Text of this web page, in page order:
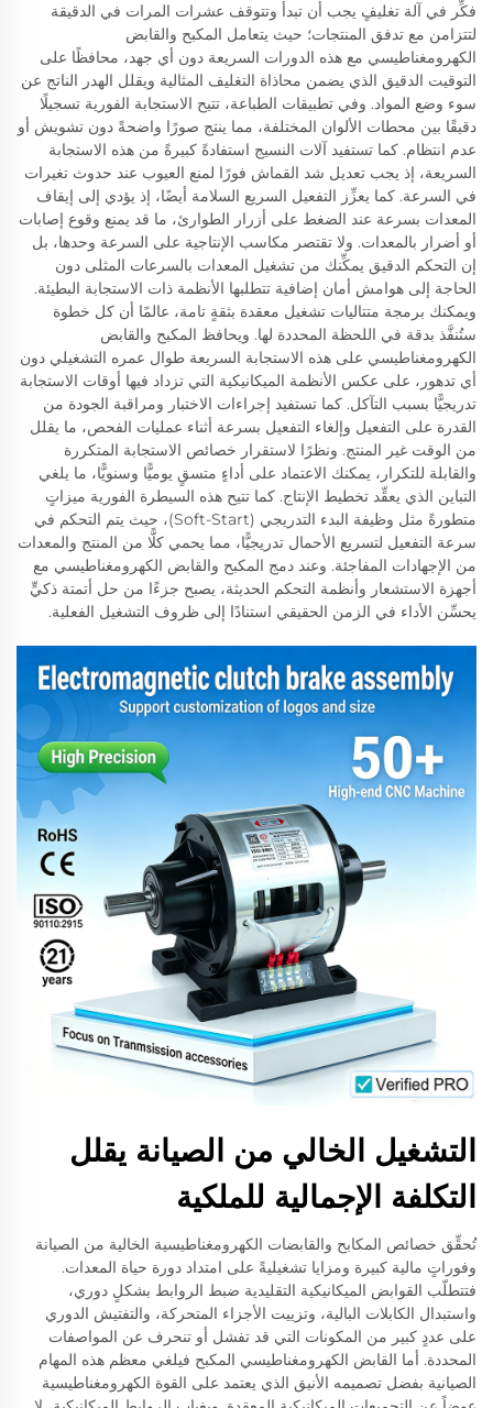
فكِّر في آلة تغليفٍ يجب أن تبدأ وتتوقف عشرات المرات في الدقيقة
لتتزامن مع تدفق المنتجات؛ حيث يتعامل المكبح والقابض
الكهرومغناطيسي مع هذه الدورات السريعة دون أي جهد، محافظًا على
التوقيت الدقيق الذي يضمن محاذاة التغليف المثالية ويقلل الهدر الناتج عن
سوء وضع المواد. وفي تطبيقات الطباعة، تتيح الاستجابة الفورية تسجيلًا
دقيقًا بين محطات الألوان المختلفة، مما ينتج صورًا واضحةً دون تشويش أو
عدم انتظام. كما تستفيد آلات النسيج استفادةً كبيرةً من هذه الاستجابة
السريعة، إذ يجب تعديل شد القماش فورًا لمنع العيوب عند حدوث تغيرات
في السرعة. كما يعزِّز التفعيل السريع السلامة أيضًا، إذ يؤدي إلى إيقاف
المعدات بسرعة عند الضغط على أزرار الطوارئ، ما قد يمنع وقوع إصابات
أو أضرار بالمعدات. ولا تقتصر مكاسب الإنتاجية على السرعة وحدها، بل
إن التحكم الدقيق يمكِّنك من تشغيل المعدات بالسرعات المثلى دون
الحاجة إلى هوامش أمان إضافية تتطلبها الأنظمة ذات الاستجابة البطيئة.
ويمكنك برمجة متتاليات تشغيل معقدة بثقةٍ تامة، عالمًا أن كل خطوة
ستُنفَّذ بدقة في اللحظة المحددة لها. ويحافظ المكبح والقابض
الكهرومغناطيسي على هذه الاستجابة السريعة طوال عمره التشغيلي دون
أي تدهور، على عكس الأنظمة الميكانيكية التي تزداد فيها أوقات الاستجابة
تدريجيًّا بسبب التآكل. كما تستفيد إجراءات الاختبار ومراقبة الجودة من
القدرة على التفعيل وإلغاء التفعيل بسرعة أثناء عمليات الفحص، ما يقلل
من الوقت غير المنتج. ونظرًا لاستقرار خصائص الاستجابة المتكررة
والقابلة للتكرار، يمكنك الاعتماد على أداءٍ متسقٍ يوميًّا وسنويًّا، ما يلغي
التباين الذي يعقِّد تخطيط الإنتاج. كما تتيح هذه السيطرة الفورية ميزاتٍ
متطورةً مثل وظيفة البدء التدريجي (Soft-Start)، حيث يتم التحكم في
سرعة التفعيل لتسريع الأحمال تدريجيًّا، مما يحمي كلًّا من المنتج والمعدات
من الإجهادات المفاجئة. وعند دمج المكبح والقابض الكهرومغناطيسي مع
أجهزة الاستشعار وأنظمة التحكم الحديثة، يصبح جزءًا من حل أتمتة ذكيٍّ
يحسِّن الأداء في الزمن الحقيقي استنادًا إلى ظروف التشغيل الفعلية.
التشغيل الخالي من الصيانة يقلل
التكلفة الإجمالية للملكية
تُحقِّق خصائص المكابح والقابضات الكهرومغناطيسية الخالية من الصيانة
وفوراتٍ مالية كبيرة ومزايا تشغيليةً على امتداد دورة حياة المعدات.
فتتطلّب القوابض الميكانيكية التقليدية ضبط الروابط بشكلٍ دوري،
واستبدال الكابلات البالية، وتزييت الأجزاء المتحركة، والتفتيش الدوري
على عددٍ كبير من المكونات التي قد تفشل أو تنحرف عن المواصفات
المحددة. أما القابض الكهرومغناطيسي المكبح فيلغي معظم هذه المهام
الصيانية بفضل تصميمه الأنيق الذي يعتمد على القوة الكهرومغناطيسية